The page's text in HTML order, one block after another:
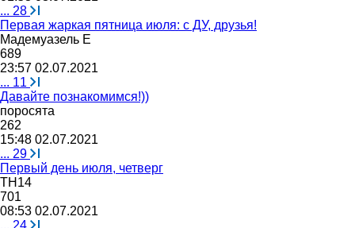
... 28
Первая жаркая пятница июля: с ДУ, друзья!
Мадемуазель Е
689
23:57 02.07.2021
... 11
Давайте познакомимся!))
поросята
262
15:48 02.07.2021
... 29
Первый день июля, четверг
ТН 14
701
08:53 02.07.2021
... 24